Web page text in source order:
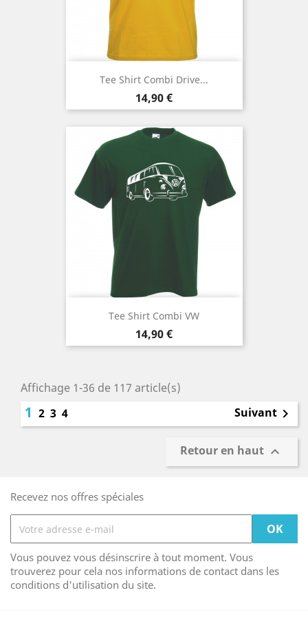
Tee Shirt Combi Drive...
Prix
14,90 €
Tee Shirt Combi VW
Prix
14,90 €
Affichage 1-36 de 117 article(s)
1 2 3 4 Suivant 
Retour en haut 
Recevez nos offres spéciales
Vous pouvez vous désinscrire à tout moment. Vous
trouverez pour cela nos informations de contact dans les
conditions d'utilisation du site.